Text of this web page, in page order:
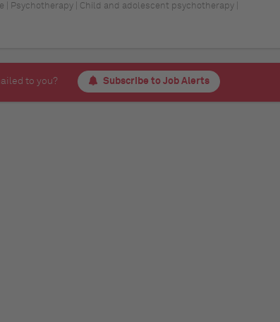
| Psychotherapy | Child and adolescent psychotherapy |
to you? Subscribe to Job Alerts